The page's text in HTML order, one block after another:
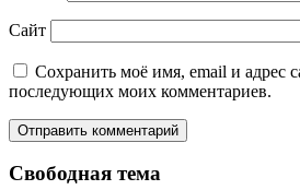
Сайт
Сохранить моё имя, email и адрес
последующих моих комментариев.
Свободная тема